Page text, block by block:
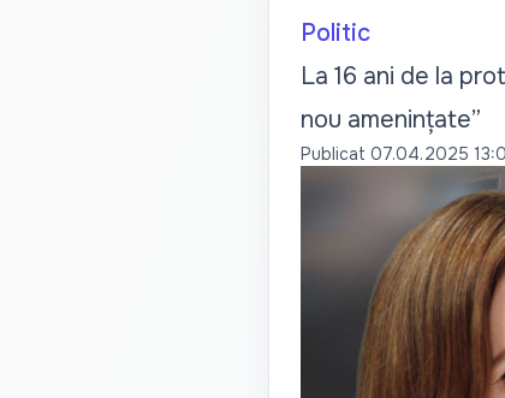
Politic
La 16 ani de la
nou amenințate”
Publicat 07.04.2025